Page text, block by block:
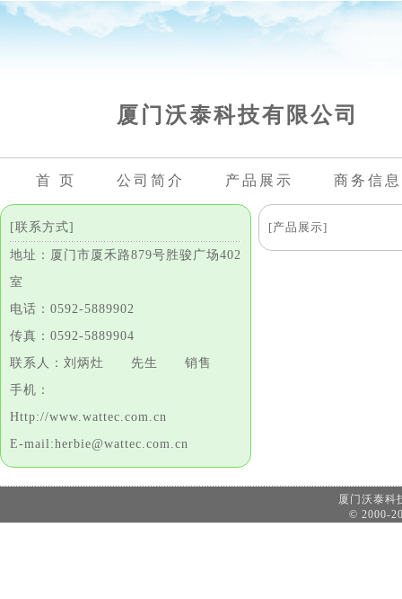
厦门沃泰科技有限公司
首 页 公司简介 产品展示 商务信息
[联系方式]
地址：厦门市厦禾路879号胜骏广场402
室
电话：0592-5889902
传真：0592-5889904
联系人：刘炳灶 先生 销售
手机：
Http://www.wattec.com.cn
E-mail:herbie@wattec.com.cn
[产品展示]
厦门沃泰
© 2000-